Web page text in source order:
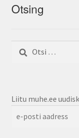
Otsing
Liitu muhe.ee